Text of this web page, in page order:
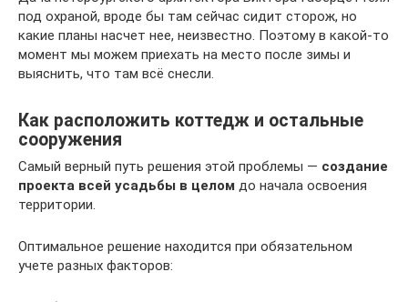
под охраной, вроде бы там сейчас сидит сторож, но
какие планы насчет нее, неизвестно. Поэтому в какой-то
момент мы можем приехать на место после зимы и
выяснить, что там всё снесли.
Как расположить коттедж и остальные
сооружения
Самый верный путь решения этой проблемы — создание
проекта всей усадьбы в целом до начала освоения
территории.
Оптимальное решение находится при обязательном
учете разных факторов: